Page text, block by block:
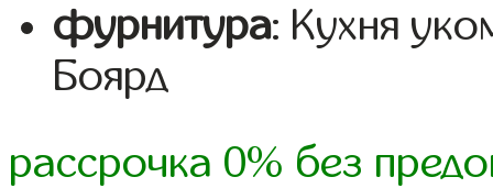
фурнитура: Кухня
Боярд
рассрочка 0% без